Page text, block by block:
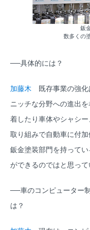
鈑
数多くの
──具体的には？
加藤木 既存事業の強化
ニッチな分野への進出
着したり車体やシャシ
取り組みで自動車に付
鈑金塗装部門を持って
ができるのではと思って
──車のコンピューター
は？